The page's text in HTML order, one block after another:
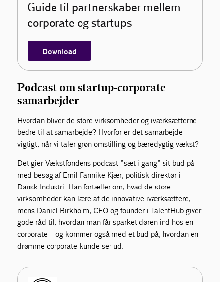
Guide til partnerskaber mellem
corporate og startups
Download
Podcast om startup-corporate
samarbejder
Hvordan bliver de store virksomheder og iværksætterne
bedre til at samarbejde? Hvorfor er det samarbejde
vigtigt, når vi taler grøn omstilling og bæredygtig vækst?
Det gier Vækstfondens podcast ”sæt i gang” sit bud på –
med besøg af Emil Fannike Kjær, politisk direktør i
Dansk Industri. Han fortæller om, hvad de store
virksomheder kan lære af de innovative iværksættere,
mens Daniel Birkholm, CEO og founder i TalentHub giver
gode råd til, hvordan man får sparket døren ind hos en
corporate – og kommer også med et bud på, hvordan en
drømme corporate-kunde ser ud.